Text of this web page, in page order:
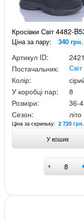
Кросівки Світ 4482-
Ціна за пару: 340 грн.
Артикул ID:
Постачальник:
Світ
Колір:
У коробці пар:
8
Розміри:
36-
Сезон:
літо
Ціна за скриньку: 2 720 грн.
У кошик